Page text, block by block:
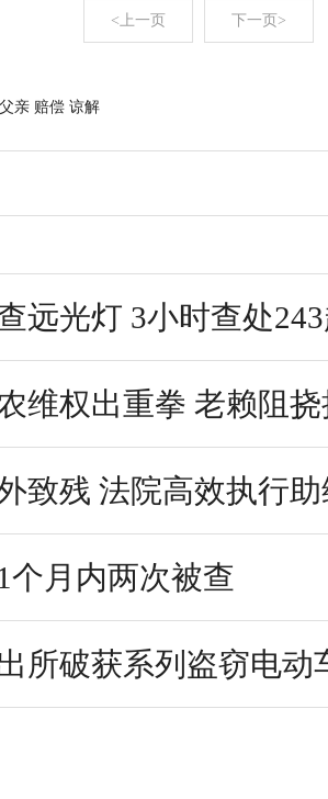
<上一页 下一页>
亲 赔偿 谅解
远光灯 3小时查处
维权出重拳 老赖阻
致残 法院高效执行
个月内两次被查
所破获系列盗窃电动